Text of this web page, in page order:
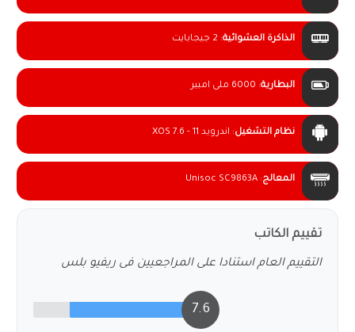
الذاكرة العشوائية: 2 جيجابايت
البطارية: 6000 ملى امبير
نظام التشغيل: اندرويد 11 - XOS 7.6
المعالج:
Unisoc SC9863A
تقييم الكاتب
التقييم العام استنادا على المراجعيين فى ريفيو بلس
7.6